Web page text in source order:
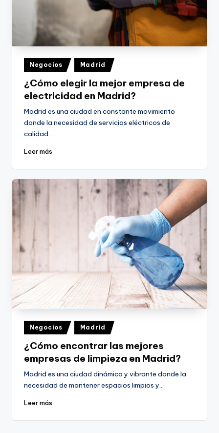
Publicado
en
Negocios Madrid
¿Cómo elegir la mejor empresa de
electricidad en Madrid?
Madrid es una ciudad en constante movimiento
donde la necesidad de servicios eléctricos de
calidad…
Leer más
Publicado
en
Negocios Madrid
¿Cómo encontrar las mejores
empresas de limpieza en Madrid?
Madrid es una ciudad dinámica y vibrante donde la
necesidad de mantener espacios limpios y…
Leer más